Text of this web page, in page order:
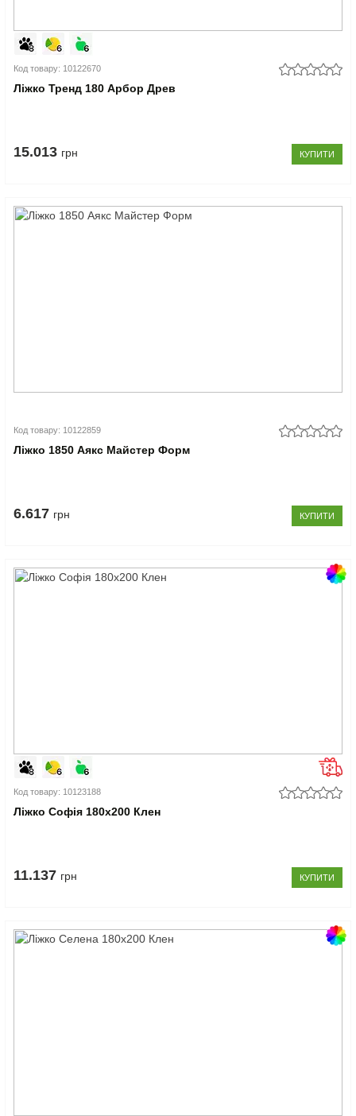
Код товару: 10122670
Ліжко Тренд 180 Арбор Древ
15.013 грн КУПИТИ
Код товару: 10122859
Ліжко 1850 Аякс Майстер Форм
6.617 грн КУПИТИ
Код товару: 10123188
Ліжко Софія 180x200 Клен
11.137 грн КУПИТИ